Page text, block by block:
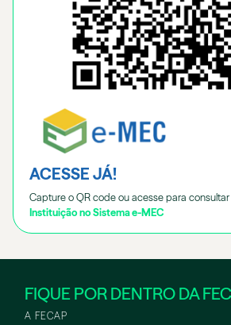
ACESSE JÁ!
Capture o QR code ou acesse para consultar
Instituição no Sistema e-MEC
FIQUE POR DENTRO DA
A FECAP